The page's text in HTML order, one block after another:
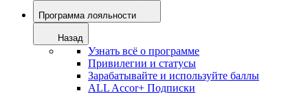
Программа лояльности
Назад
Узнать всё о программе
Привилегии и статусы
Зарабатывайте и используйте баллы
ALL Accor+ Подписки